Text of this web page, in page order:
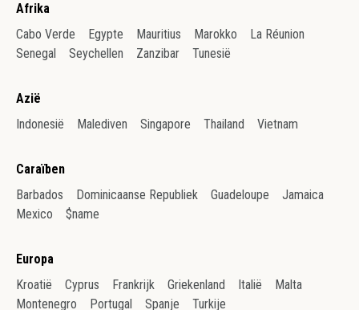
Afrika
Cabo Verde
Egypte Mauritius Marokko
La Réunion
Senegal
Seychellen Zanzibar Tunesië
Azië
Indonesië
Malediven Singapore Thailand Vietnam
Caraïben
Barbados
Dominicaanse Republiek Guadeloupe
Jamaica
Mexico
$name
Europa
Kroatië
Cyprus Frankrijk Griekenland Italië
Malta
Montenegro
Portugal Spanje Turkije